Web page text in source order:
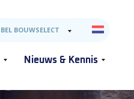
BEL BOUWSELECT
Nieuws & Kennis